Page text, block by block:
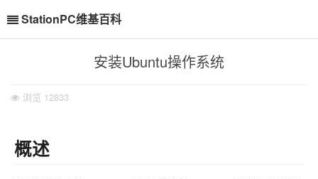
StationPC维基百科
安装Ubuntu操作系统
浏览 12833
概述